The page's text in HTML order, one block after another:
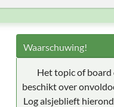
Waarschuwing!
Het topic of board
beschikt over
Log alsjeblieft